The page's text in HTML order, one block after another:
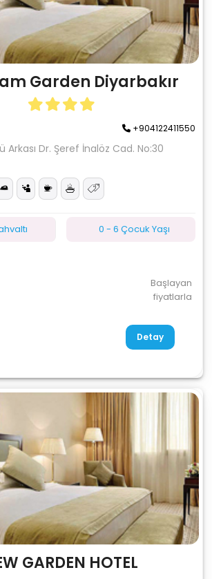
Garden Diyarbakır
+904122411550
Arkası Dr. Şeref İnalöz Cad. No:30
0 - 6 Çocuk Yaşı
Başlayan
fiyatlarla
Detay
GARDEN HOTEL